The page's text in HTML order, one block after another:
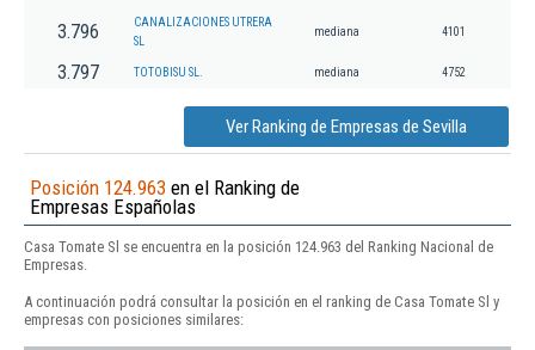
3.796
CANALIZACIONES UTRERA
SL
mediana 4101
3.797 TOTOBISU SL. mediana 4752
Ver Ranking de Empresas de Sevilla
Posición 124.963 en el Ranking de
Empresas Españolas
Casa Tomate Sl se encuentra en la posición 124.963 del Ranking Nacional de
Empresas.
A continuación podrá consultar la posición en el ranking de Casa Tomate Sl y
empresas con posiciones similares: